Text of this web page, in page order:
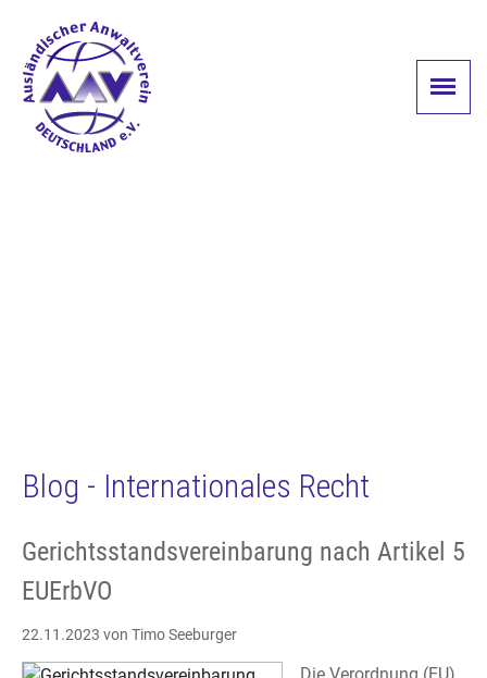
Blog - Internationales Recht
Gerichtsstandsvereinbarung nach Artikel 5
EUErbVO
22.11.2023 von Timo Seeburger